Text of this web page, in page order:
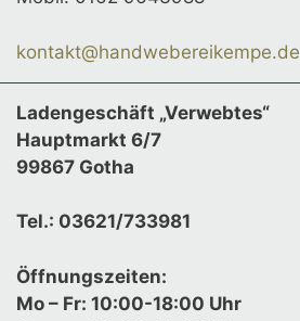
kontakt@handwebereikempe.de
Ladengeschäft „Verwebtes“
Hauptmarkt 6/7
99867 Gotha
Tel.: 03621/733981
Öffnungszeiten:
Mo – Fr: 10:00-18:00 Uhr